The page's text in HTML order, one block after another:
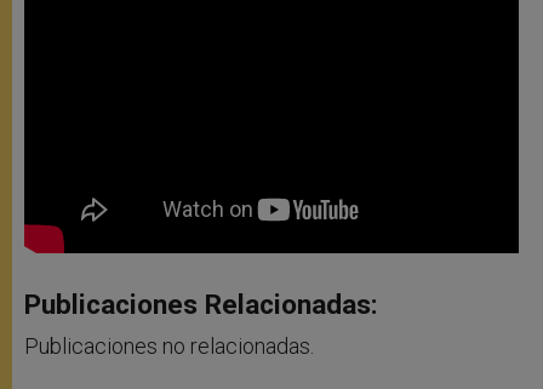
Publicaciones Relacionadas:
Publicaciones no relacionadas.